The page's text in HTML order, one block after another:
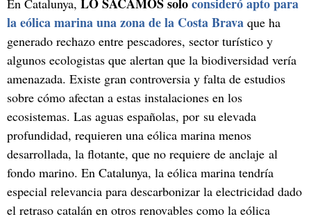
la eólica marina una zona de la Costa Brava que ha
generado rechazo entre pescadores, sector turístico y
algunos ecologistas que alertan que la biodiversidad vería
amenazada. Existe gran controversia y falta de estudios
sobre cómo afectan a estas instalaciones en los
ecosistemas. Las aguas españolas, por su elevada
profundidad, requieren una eólica marina menos
desarrollada, la flotante, que no requiere de anclaje al
fondo marino. En Catalunya, la eólica marina tendría
especial relevancia para descarbonizar la electricidad dado
el retraso catalán en otros renovables como la eólica